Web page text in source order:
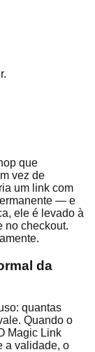
que
vez de
um link com
— e
ele é levado à
no checkout.
da
quantas
Quando o
Magic Link
a validade, o